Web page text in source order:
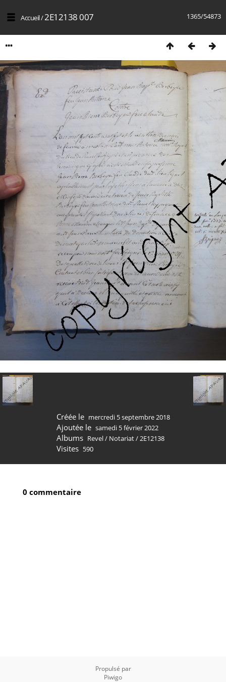
1365/54873
Accueil/2E12138 007
Créée le mercredi 5 septembre 2018
Ajoutée le samedi 5 février 2022
Albums Revel/ Notariat/2E12138
Visites 590
0 commentaire
Propulsé par
Piwigo